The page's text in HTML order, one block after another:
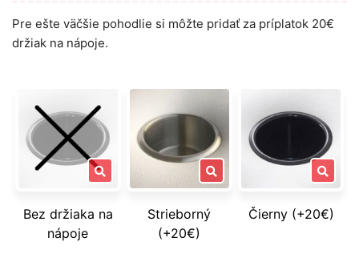
Pre ešte väčšie pohodlie si môžte pridať za príplatok 20€
držiak na nápoje.
Bez držiaka na
nápoje
Strieborný
(+20€)
Čierny (+20€)